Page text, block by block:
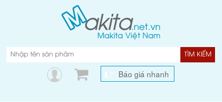
TÌM KIẾM
Báo giá nhanh